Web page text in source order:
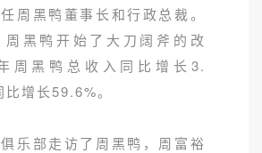
周黑鸭董事长和行政总裁。
周黑鸭开始了大刀阔斧的改
周黑鸭总收入同比增长3.
增长59.6%。
乐部走访了周黑鸭，周富裕